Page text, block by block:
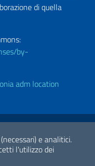
e analitici.
l'utilizzo dei
di quella
by-
adm location